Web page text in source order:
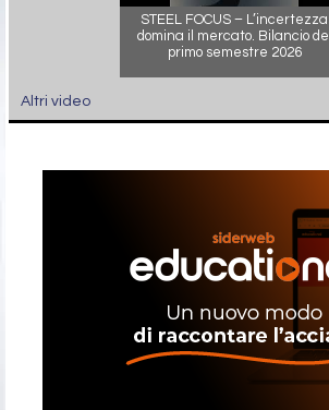
STEEL FOCUS – L’incertezza
domina il mercato. Bilancio del
primo semestre 2026
Altri video